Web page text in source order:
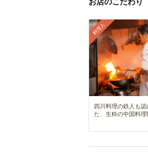
料理人
四川料理の鉄人も認
た、生粋の中国料理